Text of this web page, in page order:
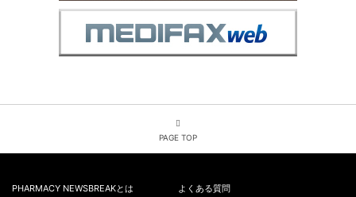
PAGE TOP
PHARMACY NEWSBREAKとは よくある質問